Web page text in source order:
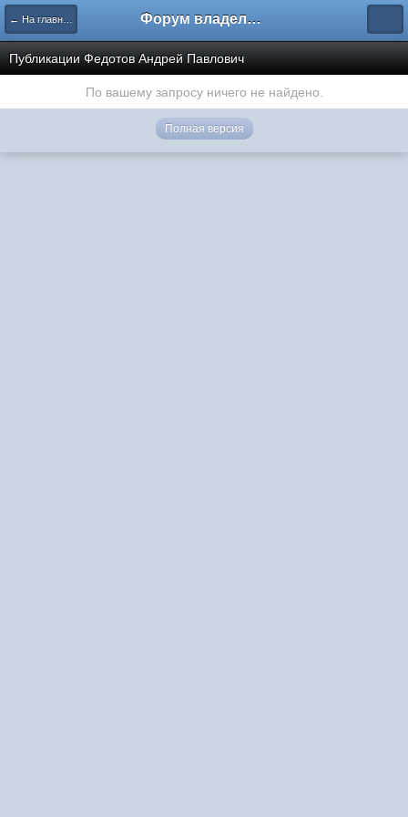
← На главную Форум владельцев интернет-магазинов
Публикации Федотов Андрей Павлович
По вашему запросу ничего не найдено.
Полная версия